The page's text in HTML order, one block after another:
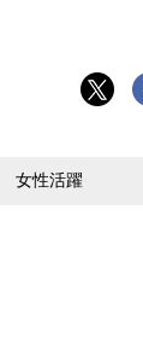
女性活躍